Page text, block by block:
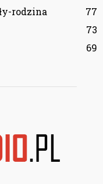
rodzina
77
73
69